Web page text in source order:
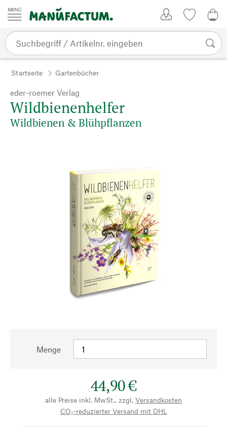
Zum Inhalt springen
Startseite Gartenbücher
eder-roemer Verlag
Wildbienenhelfer
Wildbienen & Blühpflanzen
Menge
44,90 €
alle Preise inkl. MwSt., zzgl. Versandkosten
CO₂-reduzierter Versand mit DHL